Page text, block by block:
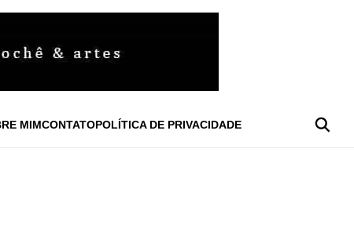
MIMCONTATOPOLÍTICA DE PRIVACIDADE